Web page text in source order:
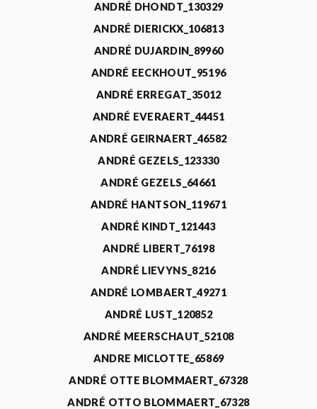
ANDRÉ DHONDT_130329
ANDRÉ DIERICKX_106813
ANDRÉ DUJARDIN_89960
ANDRÉ EECKHOUT_95196
ANDRÉ ERREGAT_35012
ANDRÉ EVERAERT_44451
ANDRÉ GEIRNAERT_46582
ANDRÉ GEZELS_123330
ANDRÉ GEZELS_64661
ANDRÉ HANTSON_119671
ANDRÉ KINDT_121443
ANDRÉ LIBERT_76198
ANDRÉ LIEVYNS_8216
ANDRÉ LOMBAERT_49271
ANDRÉ LUST_120852
ANDRÉ MEERSCHAUT_52108
ANDRE MICLOTTE_65869
ANDRÉ OTTE BLOMMAERT_67328
ANDRÉ OTTO BLOMMAERT_67328